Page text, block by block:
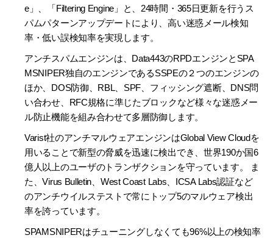
e」、「Filtering Engine」と、24時間・365日更新を行うス
パムパターンアップデートにより、高い迷惑メール検知
率・低い誤検知率を実現します。
アンチスパムエンジンは、Data443のRPDエンジンとSPA
MSNIPER独自のエンジンであるSSPEの２つのエンジンの
ほか、DOS防御、RBL、SPF、フィッシング遮断、DNS問
い合わせ、RFC規格に準じたブロックなど様々な迷惑メー
ル防止機能を組み合わせて多層防御します。
Varist社のアンチマルウェアエンジンはGlobal View Cloudを
用いることで新型の脅威を迅速に検出でき、世界190か国6
億人以上のユーザのトランザクションを守っています。 ま
た、Virus Bulletin、West Coast Labs、ICSA Labs認証など
のアンチウイルステストで常にトップ5のマルウェア検出
率を誇っています。
SPAMSNIPERはチューニングしなくても96%以上の検知率